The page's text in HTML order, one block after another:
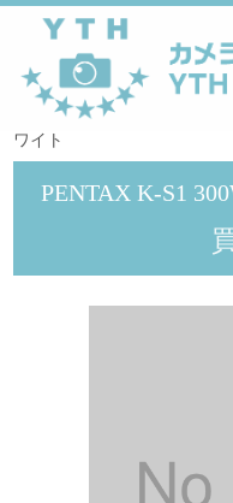
YTHカメラ >
ワイト
PENTAX K-S1